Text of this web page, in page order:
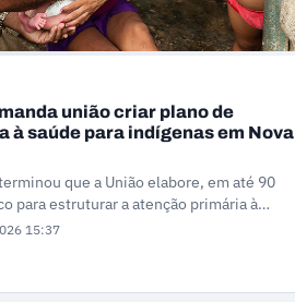
união criar plano de
à saúde para indígenas em Nova
que a União elabore, em até 90
para estruturar a atenção primária à
Maraguá/Maraguá-Pagy, em Nova Olinda
15:37